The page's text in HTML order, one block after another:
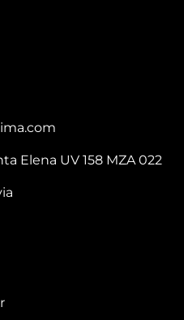
Elena UV 158 MZA 022